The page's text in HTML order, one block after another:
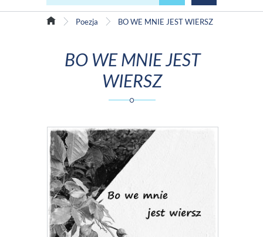
Poezja BO WE MNIE JEST WIERSZ
BO WE MNIE JEST
WIERSZ